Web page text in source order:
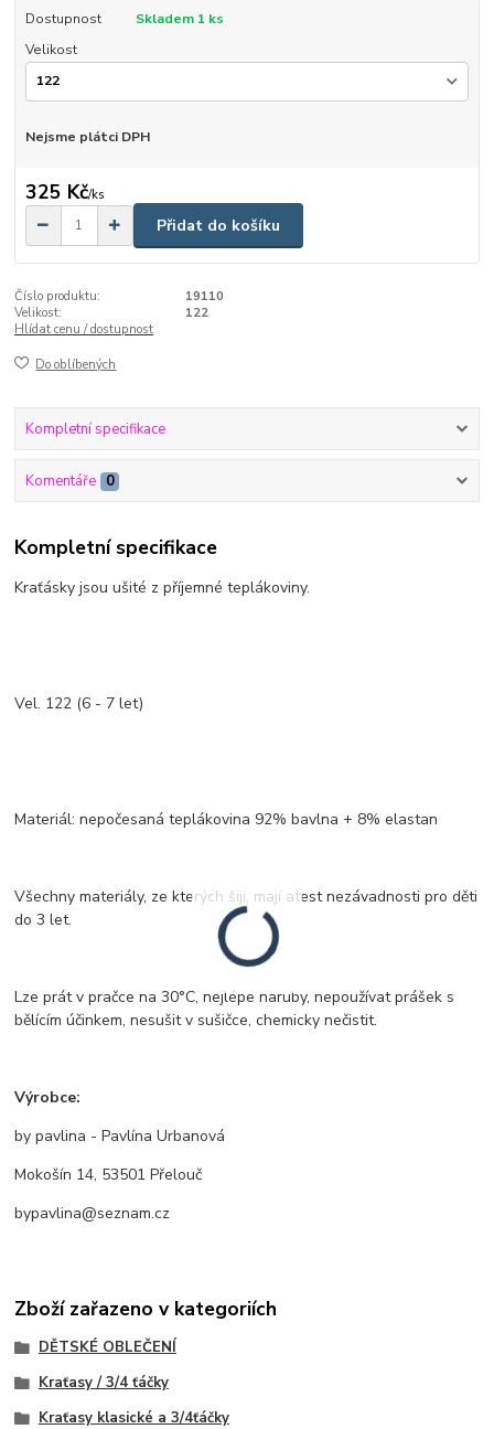
Dostupnost
Skladem 1 ks
Velikost
Nejsme plátci DPH
325 Kč/ks
Přidat do košíku
Číslo produktu:
19110
Velikost:
122
Hlídat cenu / dostupnost
Do oblíbených
Kompletní specifikace
Komentáře 0
Kompletní specifikace
Kraťásky jsou ušité z příjemné teplákoviny.
Vel. 122 (6 - 7 let)
Materiál: nepočesaná teplákovina 92% bavlna + 8% elastan
Všechny materiály, ze kterých šiji, mají atest nezávadnosti pro děti
do 3 let.
Lze prát v pračce na 30°C, nejlépe naruby, nepoužívat prášek s
bělícím účinkem, nesušit v sušičce, chemicky nečistit.
Výrobce:
by pavlina - Pavlína Urbanová
Mokošín 14, 53501 Přelouč
bypavlina@seznam.cz
Zboží zařazeno v kategoriích
DĚTSKÉ OBLEČENÍ
Kraťasy / 3/4 ťáčky
Kraťasy klasické a 3/4ťáčky